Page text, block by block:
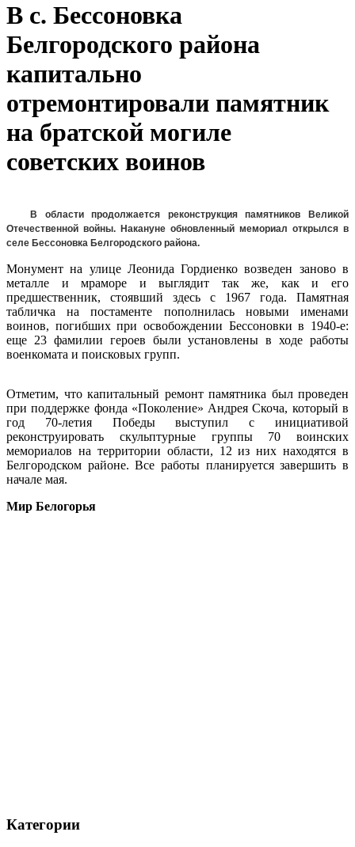
В с. Бессоновка
Белгородского района
капитально
отремонтировали памятник
на братской могиле
советских воинов
В области продолжается реконструкция памятников Великой
Отечественной войны. Накануне обновленный мемориал открылся в
селе Бессоновка Белгородского района.
Монумент на улице Леонида Гордиенко возведен заново в
металле и мраморе и выглядит так же, как и его
предшественник, стоявший здесь с 1967 года. Памятная
табличка на постаменте пополнилась новыми именами
воинов, погибших при освобождении Бессоновки в 1940-е:
еще 23 фамилии героев были установлены в ходе работы
военкомата и поисковых групп.
Отметим, что капитальный ремонт памятника был проведен
при поддержке фонда «Поколение» Андрея Скоча, который в
год 70-летия Победы выступил с инициативой
реконструировать скульптурные группы 70 воинских
мемориалов на территории области, 12 из них находятся в
Белгородском районе. Все работы планируется завершить в
начале мая.
Мир Белогорья
Категории